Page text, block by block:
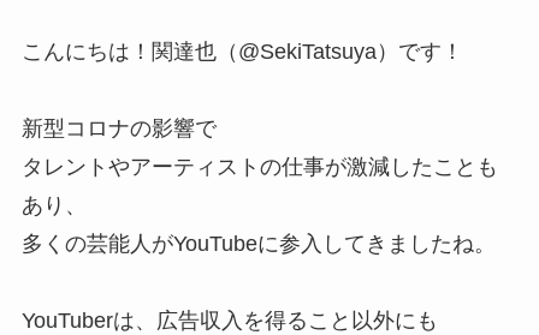
こんにちは！関達也（@SekiTatsuya）です！
新型コロナの影響で
タレントやアーティストの仕事が激減したことも
あり、
多くの芸能人がYouTubeに参入してきましたね。
YouTuberは、広告収入を得ること以外にも